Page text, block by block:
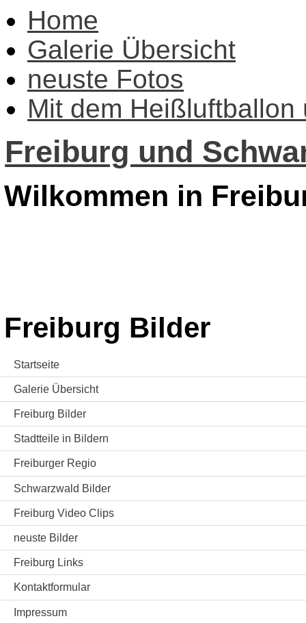
Home
Galerie Übersicht
neuste Fotos
Mit dem Heißluftballon
Freiburg und
Wilkommen in
Freiburg Bilder
Startseite
Galerie Übersicht
Freiburg Bilder
Stadtteile in Bildern
Freiburger Regio
Schwarzwald Bilder
Freiburg Video Clips
neuste Bilder
Freiburg Links
Kontaktformular
Impressum